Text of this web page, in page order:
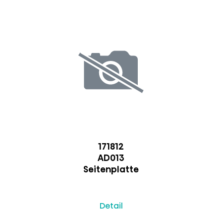
171812
AD013
Seitenplatte
Detail